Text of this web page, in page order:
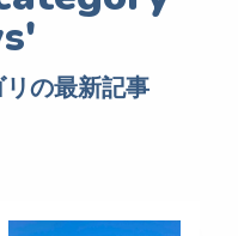
リの最新記事